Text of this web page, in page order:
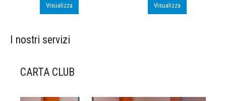
Visualizza Visualizza
I nostri servizi
CARTA CLUB